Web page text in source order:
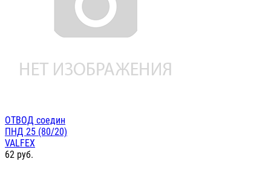
ОТВОД соедин
ПНД 25 (80/20)
VALFEX
62 руб.